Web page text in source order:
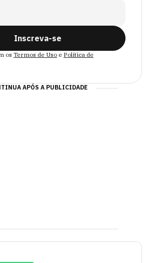
Inscreva-se
os Termos de Uso e Política de
APÓS A PUBLICIDADE